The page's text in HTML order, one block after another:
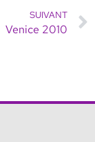
SUIVANT
Venice 2010